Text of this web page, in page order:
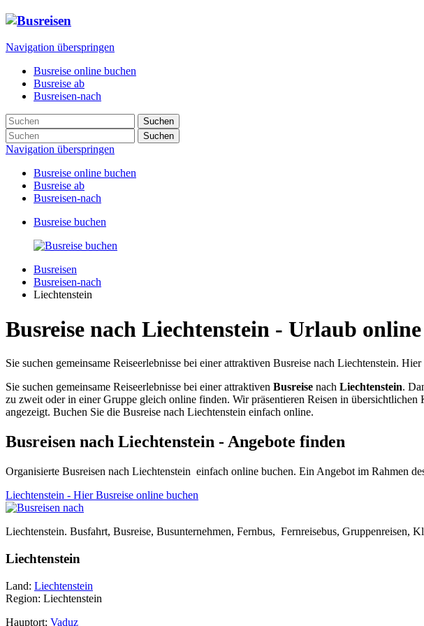
Navigation überspringen
Busreise online buchen
Busreise ab
Busreisen-nach
Suchen
Suchen
Navigation überspringen
Busreise online buchen
Busreise ab
Busreisen-nach
Busreise buchen
Busreisen
Busreisen-nach
Liechtenstein
Busreise nach Liechtenstein - Urlaub
Sie suchen gemeinsame Reiseerlebnisse bei einer attraktiven Busreise nach Liechtenstein.
Sie suchen gemeinsame Reiseerlebnisse bei einer attraktiven Busreise nach Liechtenstein.
zu zweit oder in einer Gruppe gleich online finden. Wir präsentieren Reisen in übersichtlichen
angezeigt. Buchen Sie die Busreise nach Liechtenstein einfach online.
Busreisen nach Liechtenstein - Angebote finden
Organisierte Busreisen nach Liechtenstein einfach online buchen. Ein Angebot im Rahmen
Liechtenstein - Hier Busreise online buchen
Liechtenstein. Busfahrt, Busreise, Busunternehmen, Fernbus, Fernreisebus, Gruppenreisen,
Liechtenstein
Land: Liechtenstein
Region: Liechtenstein
Hauptort: Vaduz